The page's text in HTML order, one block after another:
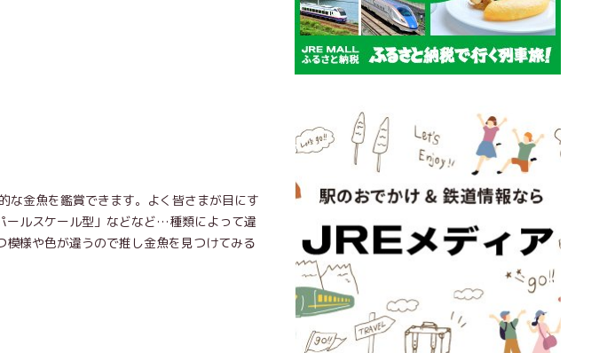
な金魚を鑑賞できます。よく皆さまが目にす
ールスケール型」などなど…種類によって違
様や色が違うので推し金魚を見つけてみる